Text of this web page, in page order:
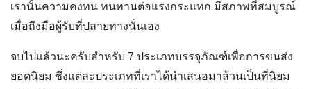
เรานั้นความคงทน ทนทานต่อแรงกระแทก มีสภาพที่สมบูรณ์
เมื่อถึงมือผู้รับที่ปลายทางนั่นเอง
จบไปแล้วนะครับสำหรับ 7 ประเภทบรรจุภัณฑ์เพื่อการขนส่ง
ยอดนิยม ซึ่งแต่ละประเภทที่เราได้นำเสนอมาล้วนเป็นที่นิยม